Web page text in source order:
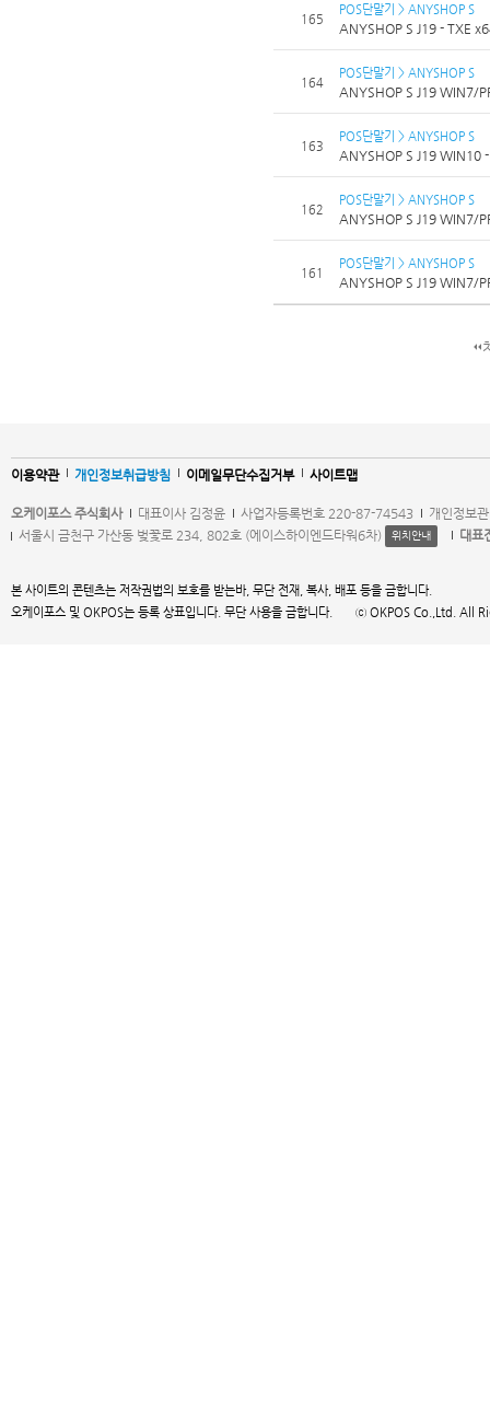
165
POS단말기 > ANYSHOP S
ANYSHOP S J19 - TXE
164
POS단말기 > ANYSHOP S
ANYSHOP S J19 WIN7/
163
POS단말기 > ANYSHOP S
ANYSHOP S J19 WIN10
162
POS단말기 > ANYSHOP S
ANYSHOP S J19 WIN7/
161
POS단말기 > ANYSHOP S
ANYSHOP S J19 WIN7/
이용약관 개인정보취급방침 이메일무단수집거부 사이트맵
오케이포스 주식회사 대표이사 김정윤 사업자등록번호 220-87-74543
개인정보
서울시 금천구 가산동 벚꽃로 234, 802호 (에이스하이엔드타워6차)
위치안내 대표
본 사이트의 콘텐츠는 저작권법의 보호를 받는바, 무단 전재, 복사, 배포 등을 금합니다.
오케이포스 및 OKPOS는 등록 상표입니다. 무단 사용을 금합니다. ⓒ OKPOS Co.,Ltd. All